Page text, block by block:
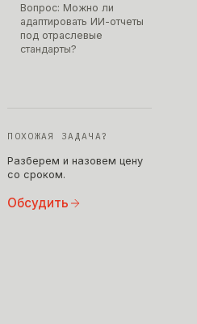
Вопрос: Можно ли
адаптировать ИИ-отчеты
под отраслевые
стандарты?
ПОХОЖАЯ ЗАДАЧА?
Разберем и назовем цену
со сроком.
Обсудить